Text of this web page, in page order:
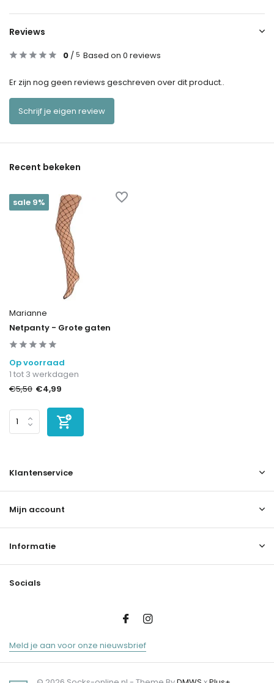
Reviews
0 / 5 Based on 0 reviews
Er zijn nog geen reviews geschreven over dit product..
Schrijf je eigen review
Recent bekeken
sale 9%
Marianne
Netpanty - Grote gaten
Op voorraad
1 tot 3 werkdagen
€5,50 €4,99
Klantenservice
Mijn account
Informatie
Socials
Meld je aan voor onze nieuwsbrief